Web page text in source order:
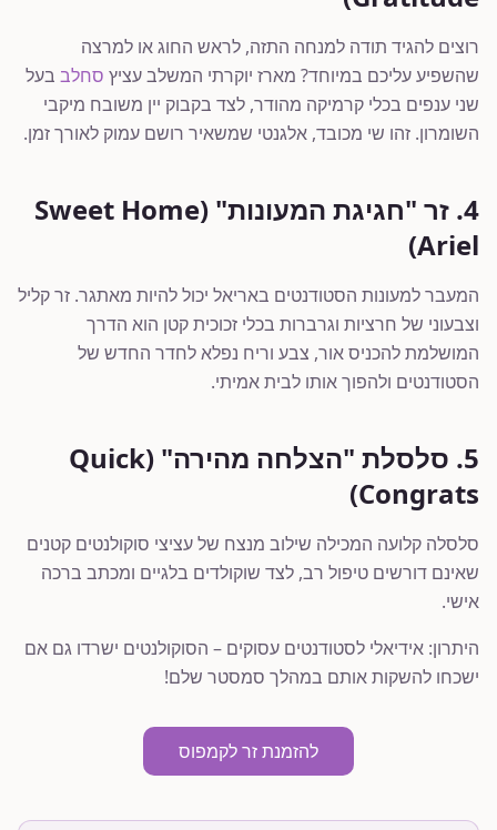
רוצים להגיד תודה למנחה התזה, לראש החוג או למרצה
שהשפיע עליכם במיוחד? מארז יוקרתי המשלב עציץ סחלב בעל
שני ענפים בכלי קרמיקה מהודר, לצד בקבוק יין משובח מיקבי
השומרון. זהו שי מכובד, אלגנטי שמשאיר רושם עמוק לאורך זמן.
4. זר "חגיגת המעונות" (Sweet Home
Ariel)
המעבר למעונות הסטודנטים באריאל יכול להיות מאתגר. זר קליל
וצבעוני של חרציות וגרברות בכלי זכוכית קטן הוא הדרך
המושלמת להכניס אור, צבע וריח נפלא לחדר החדש של
הסטודנטים ולהפוך אותו לבית אמיתי.
5. סלסלת "הצלחה מהירה" (Quick
Congrats)
סלסלה קלועה המכילה שילוב מנצח של עציצי סוקולנטים קטנים
שאינם דורשים טיפול רב, לצד שוקולדים בלגיים ומכתב ברכה
אישי.
היתרון: אידיאלי לסטודנטים עסוקים – הסוקולנטים ישרדו גם אם
ישכחו להשקות אותם במהלך סמסטר שלם!
להזמנת זר לקמפוס